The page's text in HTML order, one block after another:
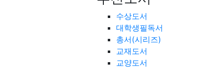
수상도서
대학생필독서
총서(시리즈)
교재도서
교양도서